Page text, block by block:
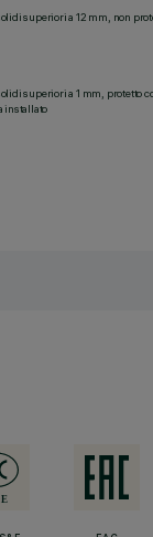
superiori a 12 mm, non
superiori a 1 mm, protetto
installato